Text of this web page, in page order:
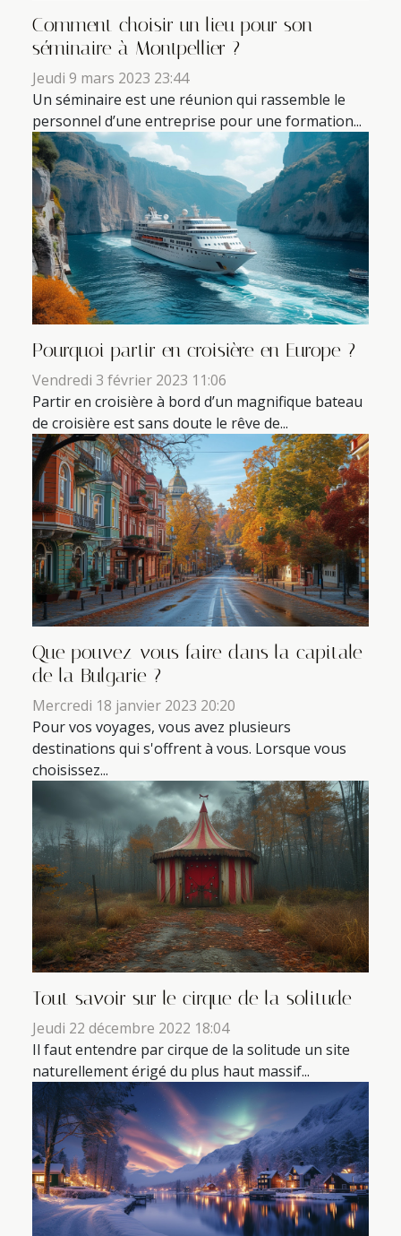
Comment choisir un lieu pour son
séminaire à Montpellier ?
Jeudi 9 mars 2023 23:44
Un séminaire est une réunion qui rassemble le
personnel d’une entreprise pour une formation...
Pourquoi partir en croisière en Europe ?
Vendredi 3 février 2023 11:06
Partir en croisière à bord d’un magnifique bateau
de croisière est sans doute le rêve de...
Que pouvez-vous faire dans la capitale
de la Bulgarie ?
Mercredi 18 janvier 2023 20:20
Pour vos voyages, vous avez plusieurs
destinations qui s'offrent à vous. Lorsque vous
choisissez...
Tout savoir sur le cirque de la solitude
Jeudi 22 décembre 2022 18:04
Il faut entendre par cirque de la solitude un site
naturellement érigé du plus haut massif...